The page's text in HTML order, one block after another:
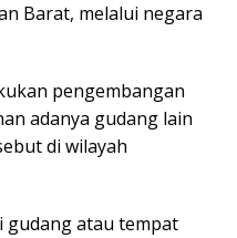
Barat, melalui negara
pengembangan
adanya gudang lain
di wilayah
gudang atau tempat